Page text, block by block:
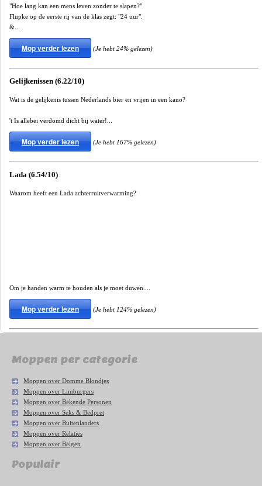
"Hoe lang kan een mens leven zonder te slapen?"
Flupke op de eerste rij van de klas zegt: "24 uur".
&...
Mop verder lezen (Je hebt 24% gelezen)
Gelijkenissen (6.22/10)
Wat is de gelijkenis tussen Nederlands bier en vrijen in een kano?
't Is allebei verdomd dicht bij water!...
Mop verder lezen (Je hebt 167% gelezen)
Lada (6.54/10)
Waarom heeft een Lada achterruitverwarming?
Om je handen warm te houden als je moet duwen....
Mop verder lezen (Je hebt 124% gelezen)
Moppen per categorie
Moppen over Domme Blondjes
Moppen over Limburgers
Moppen over Bekende Personen
Moppen over Seks & Bedpret
Moppen over Buitenlanders
Moppen over Relaties
Moppen over Belgen
Populair